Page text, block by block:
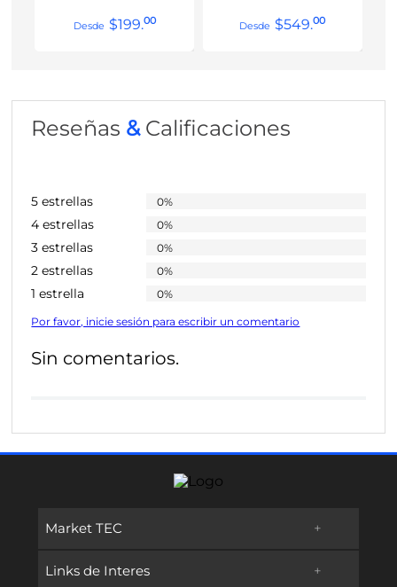
$199.00 $549.00
Reseñas &Calificaciones
5 estrellas 0%
4 estrellas 0%
3 estrellas 0%
2 estrellas 0%
1 estrella 0%
Por favor, inicie sesión para escribir un comentario
Sin comentarios.
Market TEC +
Promociones
Links de Interes +